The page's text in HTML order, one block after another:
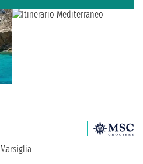
Marsiglia